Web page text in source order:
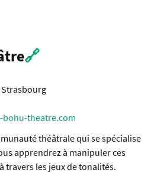
🔗
Strasbourg
theatre.com
théâtrale qui se spécialise
apprendrez à manipuler ces
travers les jeux de tonalités.